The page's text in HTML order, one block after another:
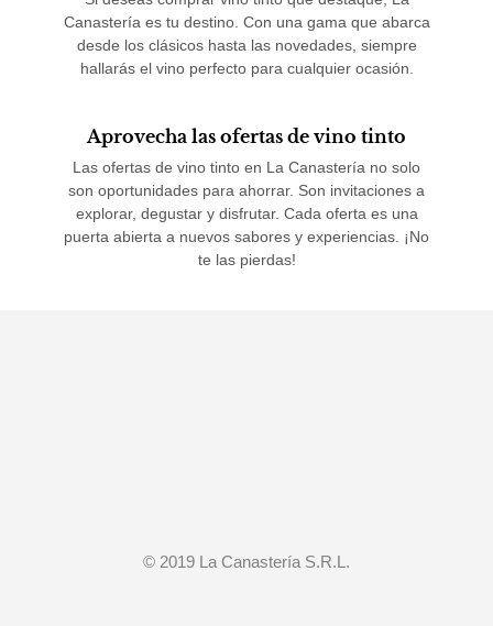
Canastería es tu destino. Con una gama que abarca
desde los clásicos hasta las novedades, siempre
hallarás el vino perfecto para cualquier ocasión.
Aprovecha las ofertas de vino tinto
Las ofertas de vino tinto en La Canastería no solo
son oportunidades para ahorrar. Son invitaciones a
explorar, degustar y disfrutar. Cada oferta es una
puerta abierta a nuevos sabores y experiencias. ¡No
te las pierdas!
© 2019 La Canastería S.R.L.